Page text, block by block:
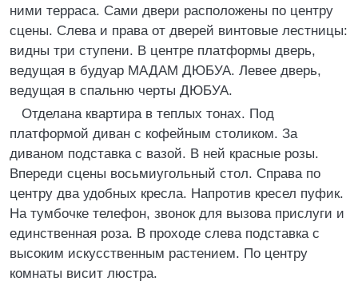
ними терраса. Сами двери расположены по центру
сцены. Слева и права от дверей винтовые лестницы:
видны три ступени. В центре платформы дверь,
ведущая в будуар МАДАМ ДЮБУА. Левее дверь,
ведущая в спальню черты ДЮБУА.
Отделана квартира в теплых тонах. Под
платформой диван с кофейным столиком. За
диваном подставка с вазой. В ней красные розы.
Впереди сцены восьмиугольный стол. Справа по
центру два удобных кресла. Напротив кресел пуфик.
На тумбочке телефон, звонок для вызова прислуги и
единственная роза. В проходе слева подставка с
высоким искусственным растением. По центру
комнаты висит люстра.